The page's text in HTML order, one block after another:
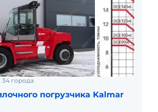
города
погрузчика Kalmar